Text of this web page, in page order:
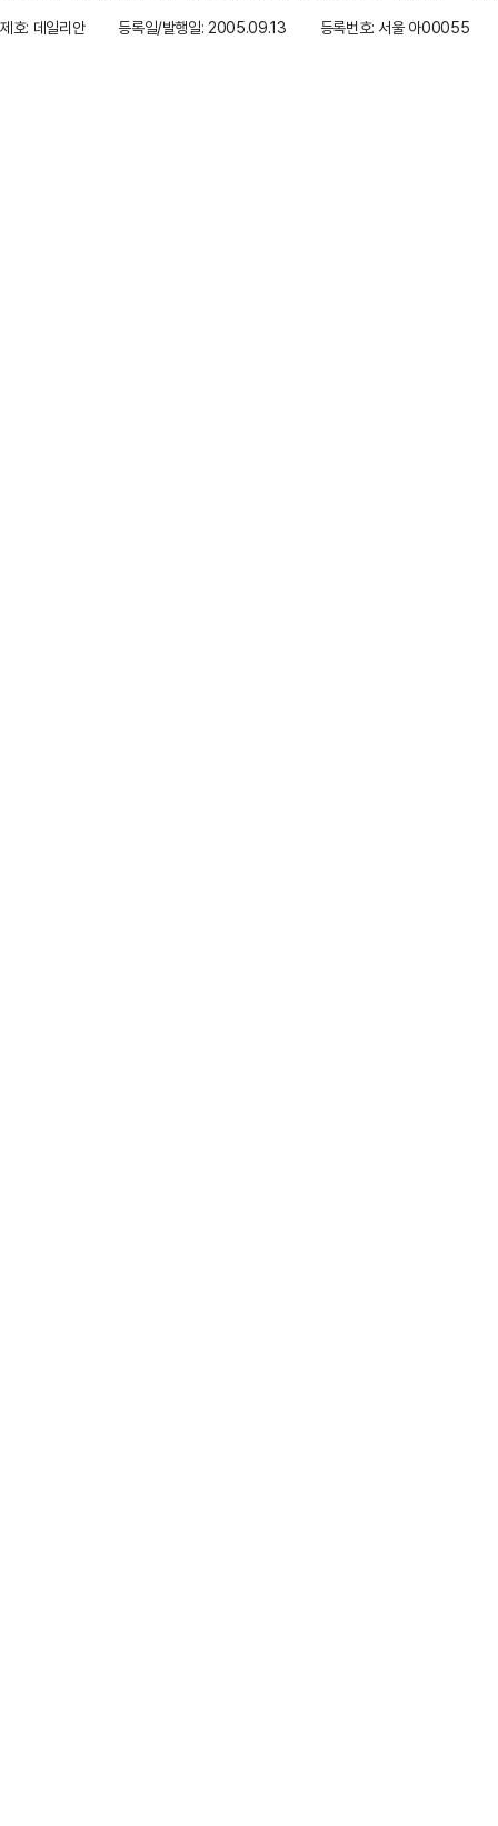
제호: 데일리안
등록일/발행일: 2005.09.13 등록번호: 서울 아00055